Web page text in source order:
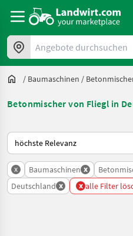
Angebote durchsuchen
/ Baumaschinen /
Betonmischer von Fliegl in
So wird auf Landwirt.com sortiert
x Baumaschinen x
Deutschland x x alle Filter